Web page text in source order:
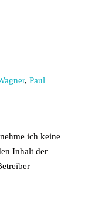
,Paul
ich keine
Inhalt der